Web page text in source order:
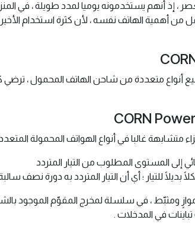
، إذ أنهم يستخدمونه يوميا لمدد طويلة ، في
بأقل من أهمية الهاتف نفسه ، لأن كثرة
أنواع متعددة من شاحن الهاتف المحمول ،
المستوى المطلوب من التيار المتردد
ومثبّط ، في سلسلة لمخرج المقوّم الموجود
في المدخلات .